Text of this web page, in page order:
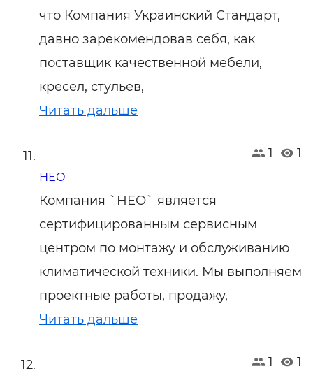
что Компания Украинский Стандарт,
давно зарекомендовав себя, как
поставщик качественной мебели,
кресел, стульев,
Читать дальше
1 1
НЕО
Компания `НЕО` является
сертифицированным сервисным
центром по монтажу и обслуживанию
климатической техники. Мы выполняем
проектные работы, продажу,
Читать дальше
1 1